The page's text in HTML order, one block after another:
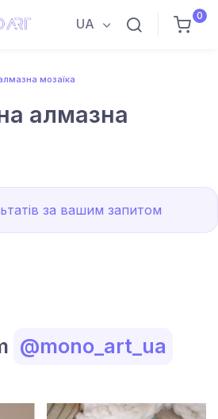
UA
0
мозаїка
алмазна
за вашим запитом
@mono_art_ua